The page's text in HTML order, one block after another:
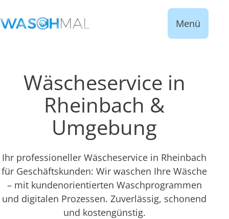
Menü
Wäscheservice in
Rheinbach &
Umgebung
Ihr professioneller Wäscheservice in Rheinbach
für Geschäftskunden: Wir waschen Ihre Wäsche
– mit kundenorientierten Waschprogrammen
und digitalen Prozessen. Zuverlässig, schonend
und kostengünstig.